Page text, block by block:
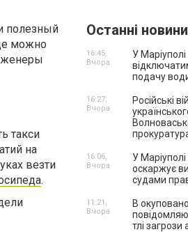
полезный
можно
такси
на
везти
.
Останні новини
У
подачу
16:45,
Вчора
Російські
16:27,
Вчора
У Маріуполі
оскаржує
судами
16:06,
Вчора
В
тлі
11:21,
Вчора